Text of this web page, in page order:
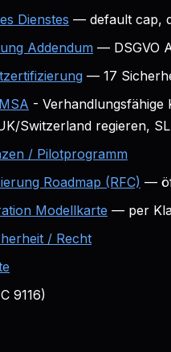
Dienstes — default cap,
Addendum — DSGVO
— 17
- Verhandlungsfähige
Switzerland regieren,
/ Pilotprogramm
Roadmap (RFC) —
Modellkarte — per
/ Recht
9116)